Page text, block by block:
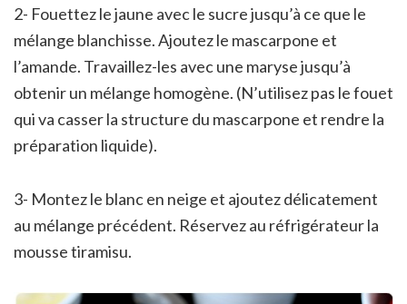
2- Fouettez le jaune avec le sucre jusqu’à ce que le
mélange blanchisse. Ajoutez le mascarpone et
l’amande. Travaillez-les avec une maryse jusqu’à
obtenir un mélange homogène. (N’utilisez pas le fouet
qui va casser la structure du mascarpone et rendre la
préparation liquide).
3- Montez le blanc en neige et ajoutez délicatement
au mélange précédent. Réservez au réfrigérateur la
mousse tiramisu.